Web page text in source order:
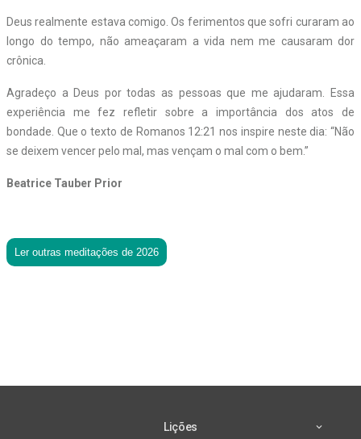
Deus realmente estava comigo. Os ferimentos que sofri curaram ao
longo do tempo, não ameaçaram a vida nem me causaram dor
crônica.
Agradeço a Deus por todas as pessoas que me ajudaram. Essa
experiência me fez refletir sobre a importância dos atos de
bondade. Que o texto de Romanos 12:21 nos inspire neste dia: “Não
se deixem vencer pelo mal, mas vençam o mal com o bem.”
Beatrice Tauber Prior
Ler outras meditações de 2026
Lições